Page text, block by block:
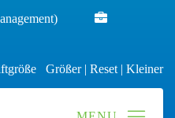
Größer| Reset | Kleiner